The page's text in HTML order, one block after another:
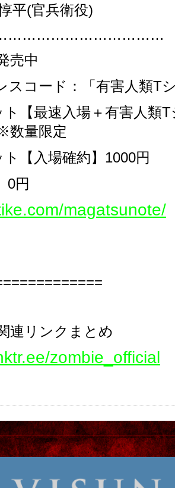
平(官兵衛役)
売中
スコード：「有害人類T
ト【最速入場＋有害人類
量限定
ト【入場確約】1000円
0円
magatsunote/
連リンクまとめ
zombie_official